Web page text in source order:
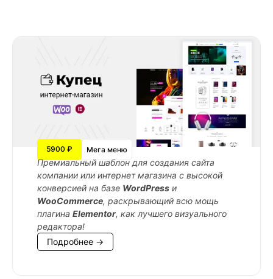
5900 ₽ Мега меню
Премиальный шаблон для создания сайта
компании или интернет магазина с высокой
конверсией на базе WordPress и
WooCommerce, раскрывающий всю мощь
плагина Elementor, как лучшего визуального
редактора!
Подробнее →